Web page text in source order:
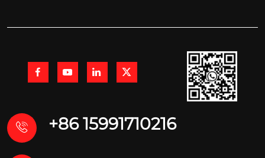
   
 +86 15991710216